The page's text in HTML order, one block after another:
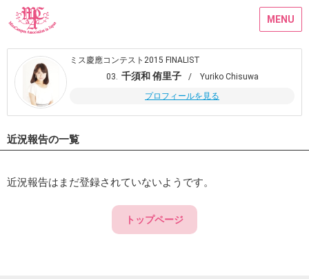
MENU
ミス慶應コンテスト2015 FINALIST
03. 千須和 侑里子
/ Yuriko Chisuwa
プロフィールを見る
近況報告の一覧
近況報告はまだ登録されていないようです。
トップページ